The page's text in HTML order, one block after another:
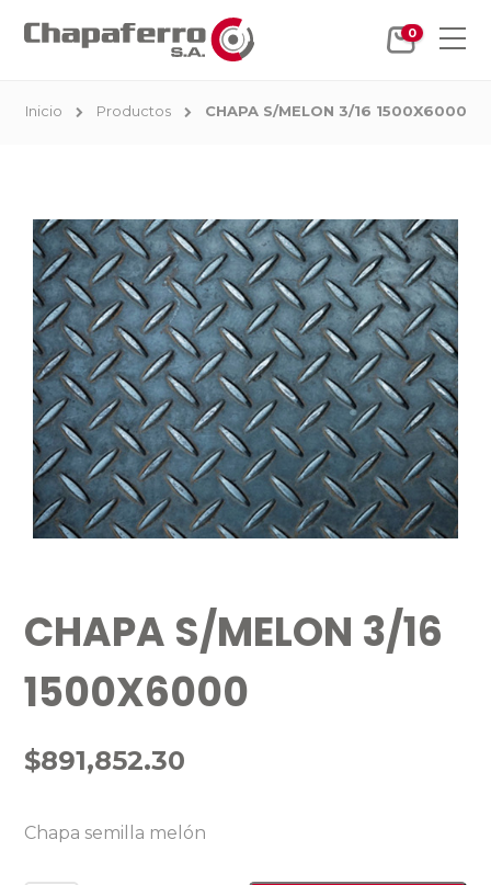
0
Inicio Productos CHAPA S/MELON 3/16 1500X6000
CHAPA S/MELON 3/16
1500X6000
$891,852.30
Chapa semilla melón